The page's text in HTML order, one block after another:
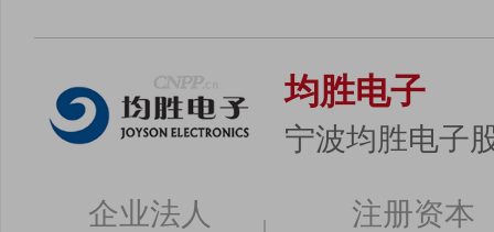
均胜电子
宁波均胜电子
企业法人
注册资本